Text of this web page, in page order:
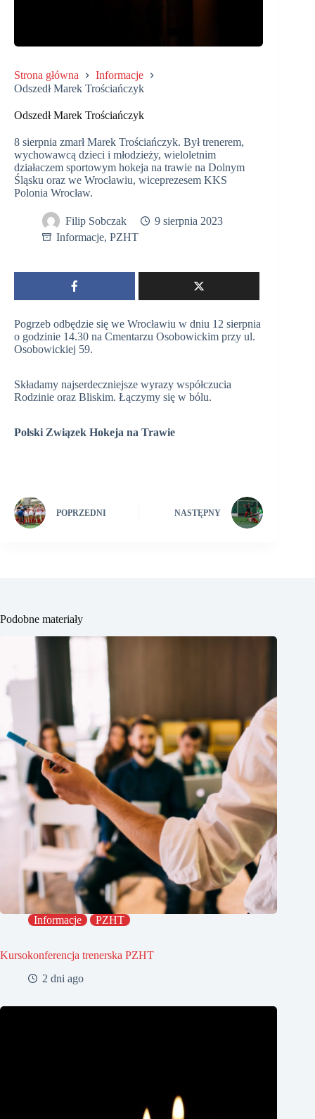
Strona główna
Informacje
Odszedł Marek Trościańczyk
Odszedł Marek Trościańczyk
8 sierpnia zmarł Marek Trościańczyk. Był trenerem,
wychowawcą dzieci i młodzieży, wieloletnim
działaczem sportowym hokeja na trawie na Dolnym
Śląsku oraz we Wrocławiu, wiceprezesem KKS
Polonia Wrocław.
Filip Sobczak
9 sierpnia 2023
Informacje, PZHT
Pogrzeb odbędzie się we Wrocławiu w dniu 12 sierpnia
o godzinie 14.30 na Cmentarzu Osobowickim przy ul.
Osobowickiej 59.
Składamy najserdeczniejsze wyrazy współczucia
Rodzinie oraz Bliskim. Łączymy się w bólu.
Polski Związek Hokeja na Trawie
POPRZEDNI NASTĘPNY
Podobne materiały
Informacje PZHT
Kursokonferencja trenerska PZHT
2 dni ago